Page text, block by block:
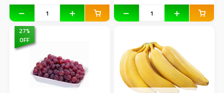
27%
OFF